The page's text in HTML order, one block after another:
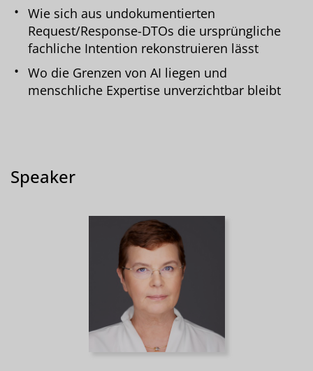
Wie sich aus undokumentierten
Request/Response-DTOs die ursprüngliche
fachliche Intention rekonstruieren lässt
Wo die Grenzen von AI liegen und
menschliche Expertise unverzichtbar bleibt
Speaker